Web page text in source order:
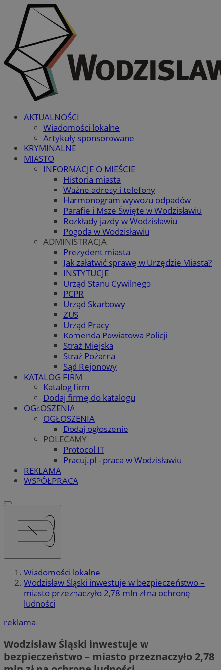
AKTUALNOŚCI
Wiadomości lokalne
Artykuły sponsorowane
KRYMINALNE
MIASTO
INFORMACJE O MIEŚCIE
Historia miasta
Ważne adresy i telefony
Harmonogram wywozu odpadów
Parafie i Msze Święte w Wodzisławiu
Rozkłady jazdy w Wodzisławiu
Pogoda w Wodzisławiu
ADMINISTRACJA
Prezydent miasta
Jak załatwić sprawę w Urzędzie Miasta?
INSTYTUCJE
Urząd Stanu Cywilnego
PCPR
Urząd Skarbowy
ZUS
Urząd Pracy
Komenda Powiatowa Policji
Straż Miejska
Straż Pożarna
Sąd Rejonowy
KATALOG FIRM
Katalog firm
Dodaj firmę do katalogu
OGŁOSZENIA
OGŁOSZENIA
Dodaj ogłoszenie
POLECAMY
Protocol IT
Pracuj.pl - praca w Wodzisławiu
REKLAMA
WSPÓŁPRACA
Wiadomości lokalne
Wodzisław Śląski inwestuje w bezpieczeństwo –
miasto przeznaczyło 2,78 mln zł na ochronę
ludności
reklama
Wodzisław Śląski inwestuje w
bezpieczeństwo – miasto przeznaczyło 2,78